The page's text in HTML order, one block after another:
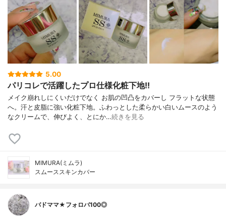
5.00
パリコレで活躍したプロ仕様化粧下地!!
メイク崩れしにくいだけでなく お肌の凹凸をカバーし フラットな状態
へ。汗と皮脂に強い化粧下地。ふわっとした柔らかい白いムースのよう
なクリームで、伸びよく、とにか…続きを見る
MIMURA(ミムラ)
スムーススキンカバー
バドママ★フォロバ100◎